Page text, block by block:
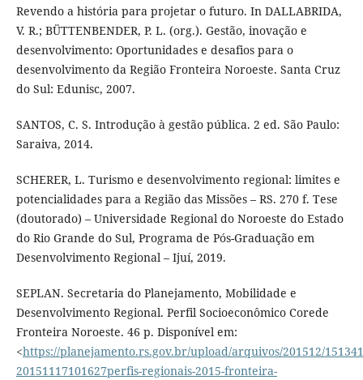
Revendo a história para projetar o futuro. In DALLABRIDA,
V. R.; BÜTTENBENDER, P. L. (org.). Gestão, inovação e
desenvolvimento: Oportunidades e desafios para o
desenvolvimento da Região Fronteira Noroeste. Santa Cruz
do Sul: Edunisc, 2007.
SANTOS, C. S. Introdução à gestão pública. 2 ed. São Paulo:
Saraiva, 2014.
SCHERER, L. Turismo e desenvolvimento regional: limites e
potencialidades para a Região das Missões – RS. 270 f. Tese
(doutorado) – Universidade Regional do Noroeste do Estado
do Rio Grande do Sul, Programa de Pós-Graduação em
Desenvolvimento Regional – Ijuí, 2019.
SEPLAN. Secretaria do Planejamento, Mobilidade e
Desenvolvimento Regional. Perfil Socioeconômico Corede
Fronteira Noroeste. 46 p. Disponível em:
<https://planejamento.rs.gov.br/upload/arquivos/201512/
20151117101627perfis-regionais-2015-fronteira-